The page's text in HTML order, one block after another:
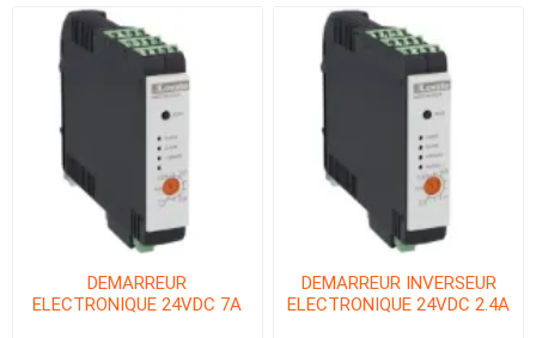
DEMARREUR
ELECTRONIQUE 24VDC 7A
DEMARREUR INVERSEUR
ELECTRONIQUE 24VDC 2.4A